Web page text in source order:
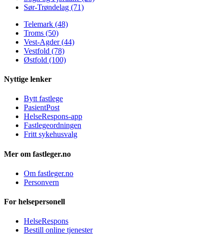
Sør-Trøndelag (71)
Telemark (48)
Troms (50)
Vest-Agder (44)
Vestfold (78)
Østfold (100)
Nyttige lenker
Bytt fastlege
PasientPost
HelseRespons-app
Fastlegeordningen
Fritt sykehusvalg
Mer om fastleger.no
Om fastleger.no
Personvern
For helsepersonell
HelseRespons
Bestill online tjenester